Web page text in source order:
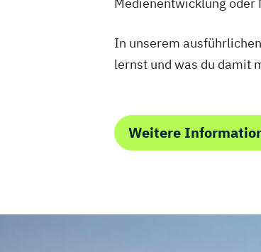
In unserem
lernst und was du damit
Weitere